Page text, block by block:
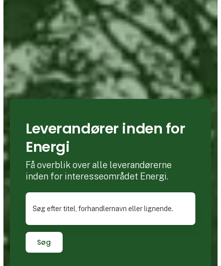
Leverandører inden for
Energi
Få overblik over alle leverandørerne
inden for interesseområdet Energi.
Søg efter titel, forhandlernavn eller lignende.
Søg